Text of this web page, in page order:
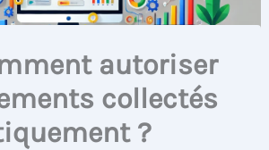
autoriser
collectés
?